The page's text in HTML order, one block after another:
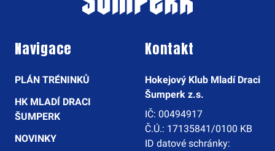
Navigace
PLÁN TRÉNINKŮ
HK MLADÍ DRACI
ŠUMPERK
NOVINKY
Kontakt
Hokejový Klub Mladí Draci
Šumperk z.s.
IČ: 00494917
Č.Ú.: 17135841/0100 KB
ID datové schránky: